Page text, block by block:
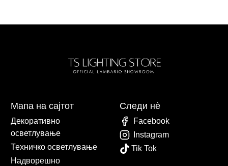
Мапа на сајтот
Декоративно
осветлување
Техничко осветлување
Надворешно
Следи нè
Facebook
Instagram
Tik Tok